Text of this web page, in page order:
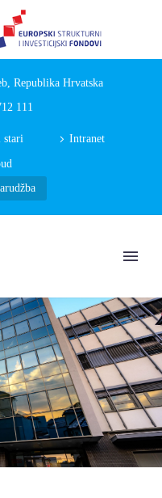
Republika Hrvatska
111
stari Intranet